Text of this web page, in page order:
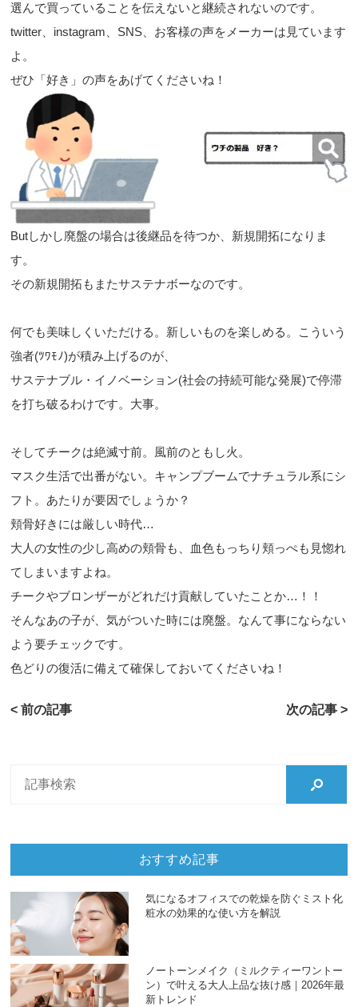
選んで買っていることを伝えないと継続されないのです。
twitter、instagram、SNS、お客様の声をメーカーは見ています
よ。
ぜひ「好き」の声をあげてくださいね！
Butしかし廃盤の場合は後継品を待つか、新規開拓になりま
す。
その新規開拓もまたサステナボーなのです。
何でも美味しくいただける。新しいものを楽しめる。こういう
強者(ﾂﾜﾓﾉ)が積み上げるのが、
サステナブル・イノベーション(社会の持続可能な発展)で停滞
を打ち破るわけです。大事。
そしてチークは絶滅寸前。風前のともし火。
マスク生活で出番がない。キャンプブームでナチュラル系にシ
フト。あたりが要因でしょうか？
頬骨好きには厳しい時代…
大人の女性の少し高めの頬骨も、血色もっちり頬っぺも見惚れ
てしまいますよね。
チークやブロンザーがどれだけ貢献していたことか…！！
そんなあの子が、気がついた時には廃盤。なんて事にならない
よう要チェックです。
色どりの復活に備えて確保しておいてくださいね！
< 前の記事 次の記事 >
おすすめ記事
気になるオフィスでの乾燥を防ぐミスト化
粧水の効果的な使い方を解説
ノートーンメイク（ミルクティーワントー
ン）で叶える大人上品な抜け感｜2026年最
新トレンド